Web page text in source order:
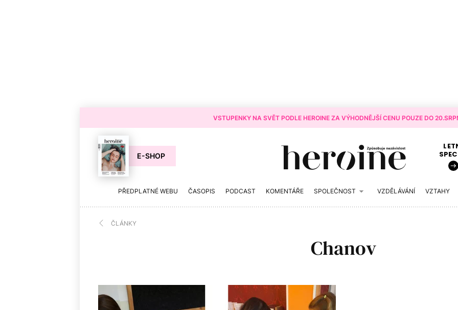
VSTUPENKY NA SVĚT PODLE HEROINE ZA VÝHODNĚJŠÍ CENU POUZE DO
E-SHOP
PŘEDPLATNÉ WEBU ČASOPIS PODCAST KOMENTÁŘE SPOLEČNOST VZDĚLÁVÁNÍ VZTAHY
ČLÁNKY
Chanov